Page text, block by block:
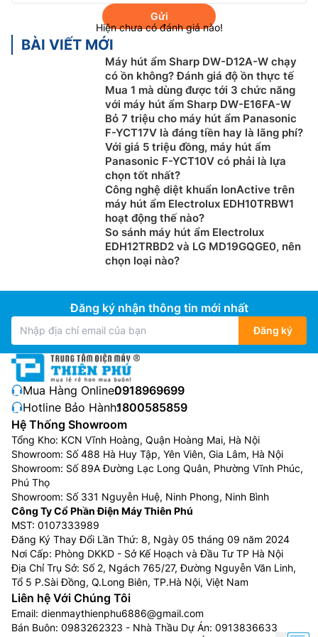
Bạn có thể sử dụng chiếc nồi lẩu điện này đa chức
năng vừa có thể nấu lẩu mà còn có thể làm các món
chiên, xảo và hấp một cách nhanh chóng và dễ dàng.
Công suất 1300W mạnh mẽ.
Với công suất lên tới 13000W mạnh mẽ này thì bạn sẽ
không phải chờ đợi quá lâu, nó có thể nấu chín thức
ăn một cách nhanh chóng và hiệu quả. Mâm nhiệt lớn
công suất mạnh mẽ, giúp bạn nấu chính thức ăn nhanh
chóng.
Điều chỉnh nhiệt độ dễ dàng.
Gửi
Hiện chưa có đánh giá nào!
BÀI VIẾT MỚI
Máy hút ẩm Sharp DW-D12A-W chạy
có ồn không? Đánh giá độ ồn thực tế
Mua 1 mà dùng được tới 3 chức năng
với máy hút ẩm Sharp DW-E16FA-W
Bỏ 7 triệu cho máy hút ẩm Panasonic
F-YCT17V là đáng tiền hay là lãng phí?
Với giá 5 triệu đồng, máy hút ẩm
Panasonic F-YCT10V có phải là lựa
chọn tốt nhất?
Công nghệ diệt khuẩn IonActive trên
máy hút ẩm Electrolux EDH10TRBW1
hoạt động thế nào?
So sánh máy hút ẩm Electrolux
EDH12TRBD2 và LG MD19GQGE0, nên
chọn loại nào?
Đăng ký nhận thông tin mới nhất
Đăng ký
Mua Hàng Online:0918969699
Hotline Bảo Hành:1800585859
Hệ Thống Showroom
Tổng Kho: KCN Vĩnh Hoàng, Quận Hoàng Mai, Hà Nội
Showroom: Số 488 Hà Huy Tập, Yên Viên, Gia Lâm, Hà Nội
Showroom: Số 89A Đường Lạc Long Quân, Phường Vĩnh Phúc,
Phú Thọ
Showroom: Số 331 Nguyễn Huệ, Ninh Phong, Ninh Bình
Công Ty Cổ Phần Điện Máy Thiên Phú
MST: 0107333989
Đăng Ký Thay Đổi Lần Thứ: 8, Ngày 05 tháng 09 năm 2024
Nơi Cấp: Phòng DKKD - Sở Kế Hoạch và Đầu Tư TP Hà Nội
Địa Chỉ Trụ Sở: Số 2, Ngách 765/27, Đường Nguyễn Văn Linh,
Tổ 5 P.Sài Đồng, Q.Long Biên, TP.Hà Nội, Việt Nam
Liên hệ Với Chúng Tôi
Email: dienmaythienphu6886@gmail.com
Bán Buôn: 0983262323 - Nhà Thầu Dự Án: 0913836633